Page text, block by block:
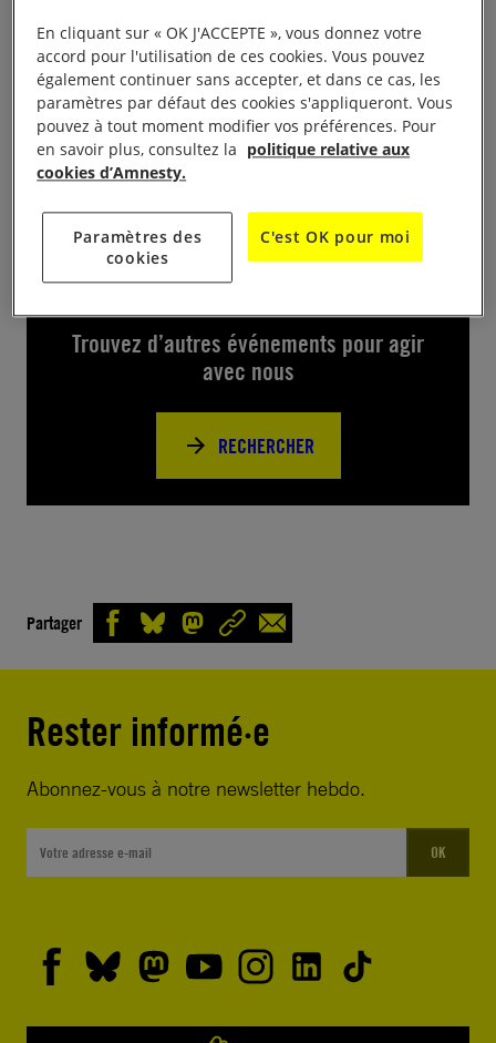
l’opération « 10 jours pour signer ». Venez signer
nos pétitions pour les défenseures en danger et les
70 ans de laDUDH. de 10h à 18h sur le parvis
Fernand Braudel.
Près de chez vous
Trouvez d’autres événements pour agir
avec nous
RECHERCHER
Partager
Rester informé·e
Abonnez-vous à notre newsletter hebdo.
OK
En cliquant sur « OK J'ACCEPTE », vous donnez votre
accord pour l'utilisation de ces cookies. Vous pouvez
également continuer sans accepter, et dans ce cas, les
paramètres par défaut des cookies s'appliqueront. Vous
pouvez à tout moment modifier vos préférences. Pour
en savoir plus, consultez la politique relative aux
cookies d’Amnesty.
Paramètres des
cookies
C'est OK pour moi